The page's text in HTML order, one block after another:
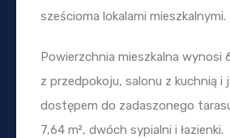
sześcioma lokalami mieszkalnymi.
Powierzchnia mieszkalna wynosi
z przedpokoju, salonu z kuchnią i
dostępem do zadaszonego
7,64 m², dwóch sypialni i łazienki.